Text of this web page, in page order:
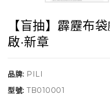
【盲抽】霹靂布
啟·新章
品牌: PILI
型號: TB010001